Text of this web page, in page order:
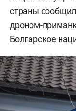
страны
дроном-
Болгарское